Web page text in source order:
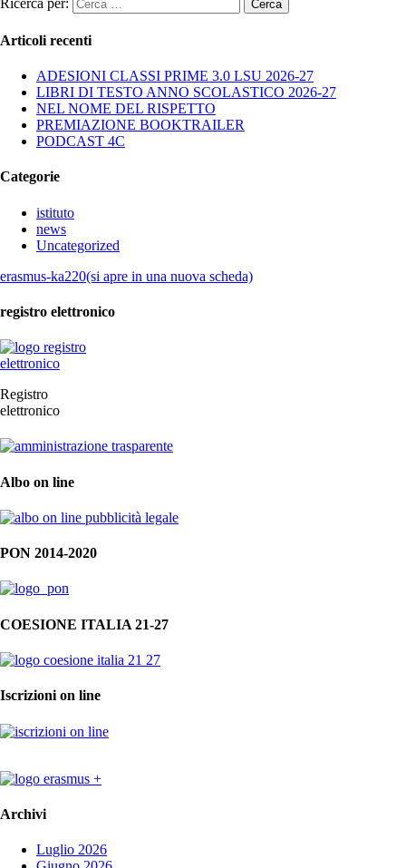
Articoli recenti
ADESIONI CLASSI PRIME 3.0 LSU 2026-27
LIBRI DI TESTO ANNO SCOLASTICO 2026-27
NEL NOME DEL RISPETTO
PREMIAZIONE BOOKTRAILER
PODCAST 4C
Categorie
istituto
news
Uncategorized
erasmus-ka220(si apre in una nuova scheda)
registro elettronico
Registro
elettronico
Albo on line
PON 2014-2020
COESIONE ITALIA 21-27
Iscrizioni on line
Archivi
Luglio 2026